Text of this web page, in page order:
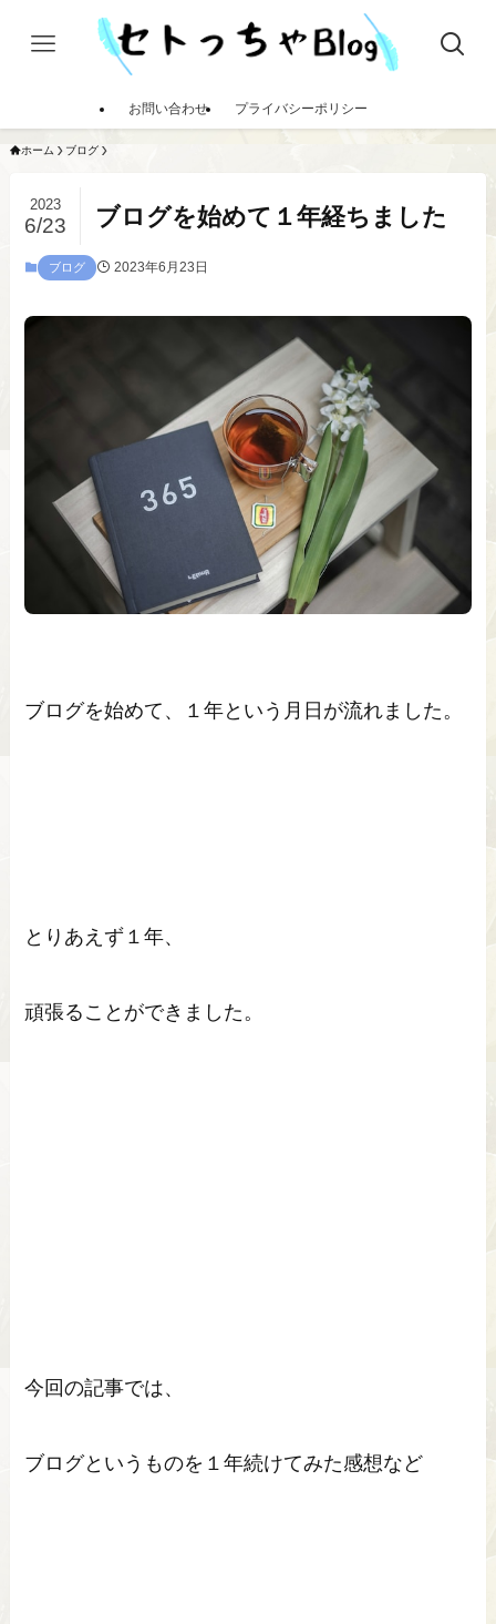
お問い合わせ プライバシーポリシー
ホーム ブログ
ブログを始めて１年経ちました
2023
6/23
ブログ 2023年6月23日
ブログを始めて、１年という月日が流れました。
とりあえず１年、
頑張ることができました。
今回の記事では、
ブログというものを１年続けてみた感想など